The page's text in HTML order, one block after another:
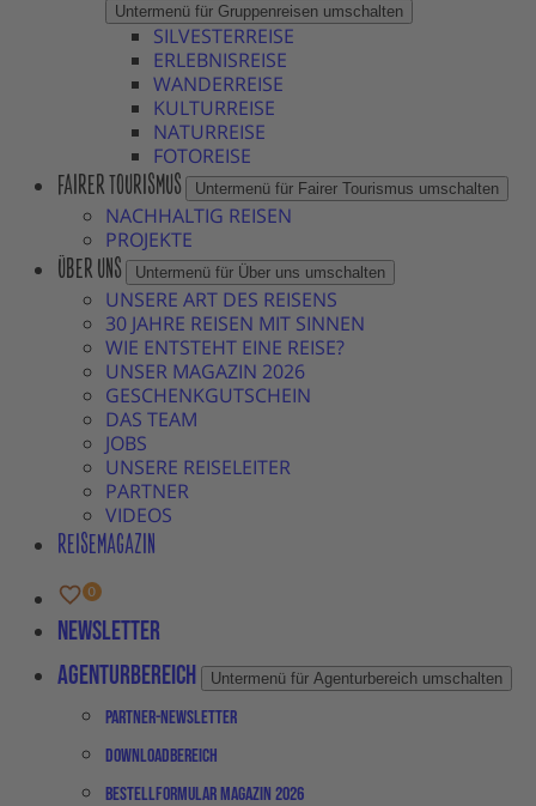
Untermenü für Gruppenreisen umschalten
SILVESTERREISE
ERLEBNISREISE
WANDERREISE
KULTURREISE
NATURREISE
FOTOREISE
FAIRER TOURISMUS Untermenü für Fairer Tourismus umschalten
NACHHALTIG REISEN
PROJEKTE
ÜBER UNS Untermenü für Über uns umschalten
UNSERE ART DES REISENS
30 JAHRE REISEN MIT SINNEN
WIE ENTSTEHT EINE REISE?
UNSER MAGAZIN 2026
GESCHENKGUTSCHEIN
DAS TEAM
JOBS
UNSERE REISELEITER
PARTNER
VIDEOS
REISEMAGAZIN
Newsletter
Agenturbereich
Untermenü für Agenturbereich umschalten
Partner-Newsletter
Downloadbereich
Bestellformular Magazin 2026